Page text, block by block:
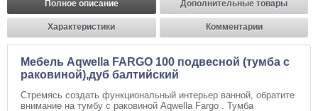
Полное описание Дополнительные товары
Характеристики Комментарии
Мебель Aqwella FARGO 100 подвесной (тумба с
раковиной),дуб балтийский
Стремясь создать функциональный интерьер ванной, обратите
внимание на тумбу с раковиной Aqwella Fargo . Тумба